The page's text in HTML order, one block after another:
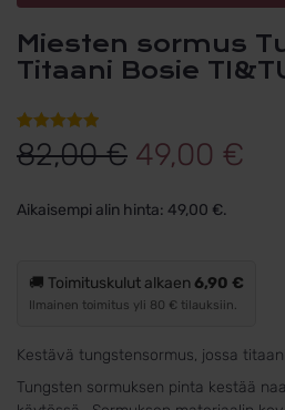
Miesten sormus Tungsten-
Titaani Bosie
Arvio
5.00
5:stä
1
asiakkaan
82,00€
hinta
82,00 €.
49,00 €
Aikaisempi alin hinta: 49,00 €.
🚚 Toimituskulut alkaen6,90 €
Ilmainen toimitus yli 80 € tilauksiin.
Kestävä tungstensormus, jossa
Tungsten sormuksen pinta kestää